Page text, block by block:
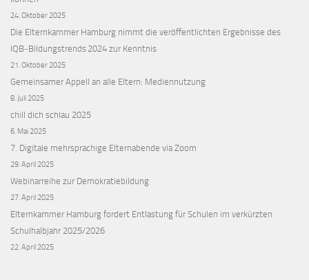
24. Oktober 2025
Die Elternkammer Hamburg nimmt die veröffentlichten Ergebnisse des
IQB‑Bildungstrends 2024 zur Kenntnis
21. Oktober 2025
Gemeinsamer Appell an alle Eltern: Mediennutzung
8. Juli 2025
chill dich schlau 2025
6. Mai 2025
7. Digitale mehrsprachige Elternabende via Zoom
29. April 2025
Webinarreihe zur Demokratiebildung
27. April 2025
Elternkammer Hamburg fordert Entlastung für Schulen im verkürzten
Schulhalbjahr 2025/2026
22. April 2025